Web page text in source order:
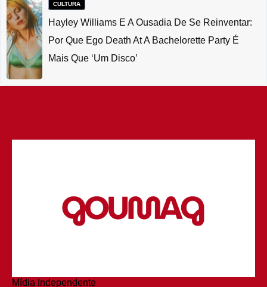
CULTURA
Hayley Williams E A Ousadia De Se Reinventar:
Por Que Ego Death At A Bachelorette Party É
Mais Que ‘um Disco’
Mídia Independente